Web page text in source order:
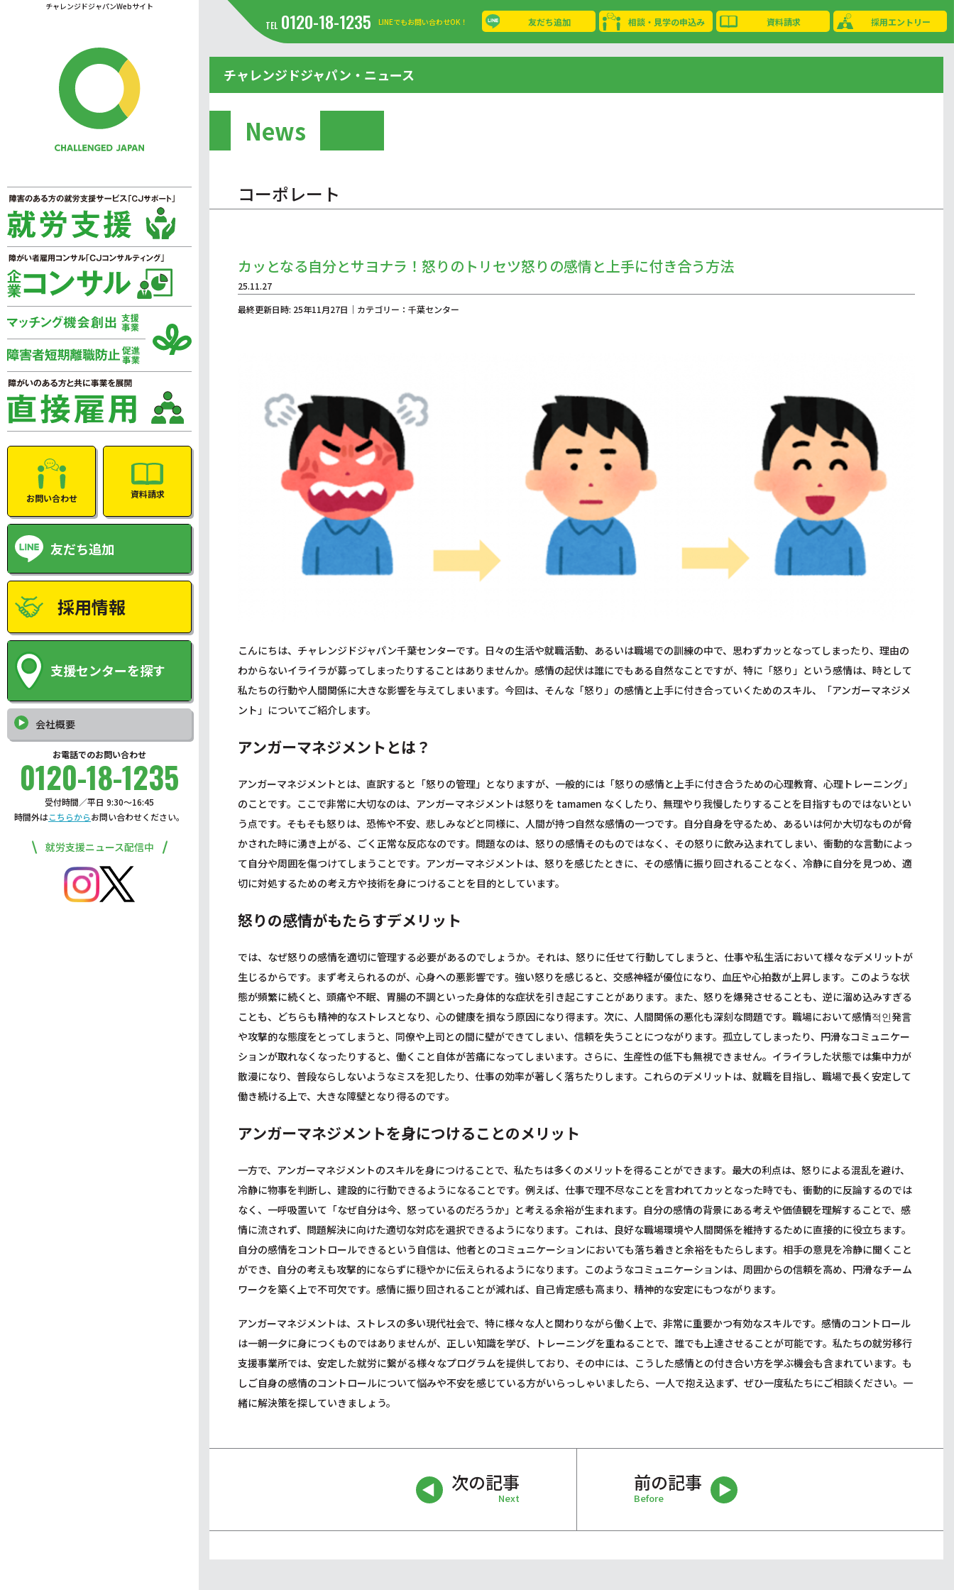
チャレンジドジャパンWebサイト
お問い合わせ 資料請求
友だち追加
採用情報
支援センターを探す
会社概要
お電話でのお問い合わせ
0120-18-1235
受付時間／平日 9:30〜16:45
時間外はこちらからお問い合わせください。
就労支援ニュース配信中
TEL 0120-18-1235 LINEでもお問い合わせOK！ 友だち追加 相談・見学の申込み 資料請求 採用エントリー
チャレンジドジャパン・ニュース
News
コーポレート
カッとなる自分とサヨナラ！怒りのトリセツ怒りの感情と上手に付き合う方法
25.11.27
最終更新日時: 25年11月27日｜カテゴリー：千葉センター
こんにちは、チャレンジドジャパン千葉センターです。日々の生活や就職活動、あるいは職場での訓練の中で、思わずカッとなってしまったり、理由の
わからないイライラが募ってしまったりすることはありませんか。感情の起伏は誰にでもある自然なことですが、特に「怒り」という感情は、時として
私たちの行動や人間関係に大きな影響を与えてしまいます。今回は、そんな「怒り」の感情と上手に付き合っていくためのスキル、「アンガーマネジメ
ント」についてご紹介します。
アンガーマネジメントとは？
アンガーマネジメントとは、直訳すると「怒りの管理」となりますが、一般的には「怒りの感情と上手に付き合うための心理教育、心理トレーニング」
のことです。ここで非常に大切なのは、アンガーマネジメントは怒りを tamamen なくしたり、無理やり我慢したりすることを目指すものではないとい
う点です。そもそも怒りは、恐怖や不安、悲しみなどと同様に、人間が持つ自然な感情の一つです。自分自身を守るため、あるいは何か大切なものが脅
かされた時に湧き上がる、ごく正常な反応なのです。問題なのは、怒りの感情そのものではなく、その怒りに飲み込まれてしまい、衝動的な言動によっ
て自分や周囲を傷つけてしまうことです。アンガーマネジメントは、怒りを感じたときに、その感情に振り回されることなく、冷静に自分を見つめ、適
切に対処するための考え方や技術を身につけることを目的としています。
怒りの感情がもたらすデメリット
では、なぜ怒りの感情を適切に管理する必要があるのでしょうか。それは、怒りに任せて行動してしまうと、仕事や私生活において様々なデメリットが
生じるからです。まず考えられるのが、心身への悪影響です。強い怒りを感じると、交感神経が優位になり、血圧や心拍数が上昇します。このような状
態が頻繁に続くと、頭痛や不眠、胃腸の不調といった身体的な症状を引き起こすことがあります。また、怒りを爆発させることも、逆に溜め込みすぎる
ことも、どちらも精神的なストレスとなり、心の健康を損なう原因になり得ます。次に、人間関係の悪化も深刻な問題です。職場において感情적인発言
や攻撃的な態度をとってしまうと、同僚や上司との間に壁ができてしまい、信頼を失うことにつながります。孤立してしまったり、円滑なコミュニケー
ションが取れなくなったりすると、働くこと自体が苦痛になってしまいます。さらに、生産性の低下も無視できません。イライラした状態では集中力が
散漫になり、普段ならしないようなミスを犯したり、仕事の効率が著しく落ちたりします。これらのデメリットは、就職を目指し、職場で長く安定して
働き続ける上で、大きな障壁となり得るのです。
アンガーマネジメントを身につけることのメリット
一方で、アンガーマネジメントのスキルを身につけることで、私たちは多くのメリットを得ることができます。最大の利点は、怒りによる混乱を避け、
冷静に物事を判断し、建設的に行動できるようになることです。例えば、仕事で理不尽なことを言われてカッとなった時でも、衝動的に反論するのでは
なく、一呼吸置いて「なぜ自分は今、怒っているのだろうか」と考える余裕が生まれます。自分の感情の背景にある考えや価値観を理解することで、感
情に流されず、問題解決に向けた適切な対応を選択できるようになります。これは、良好な職場環境や人間関係を維持するために直接的に役立ちます。
自分の感情をコントロールできるという自信は、他者とのコミュニケーションにおいても落ち着きと余裕をもたらします。相手の意見を冷静に聞くこと
ができ、自分の考えも攻撃的にならずに穏やかに伝えられるようになります。このようなコミュニケーションは、周囲からの信頼を高め、円滑なチーム
ワークを築く上で不可欠です。感情に振り回されることが減れば、自己肯定感も高まり、精神的な安定にもつながります。
アンガーマネジメントは、ストレスの多い現代社会で、特に様々な人と関わりながら働く上で、非常に重要かつ有効なスキルです。感情のコントロール
は一朝一夕に身につくものではありませんが、正しい知識を学び、トレーニングを重ねることで、誰でも上達させることが可能です。私たちの就労移行
支援事業所では、安定した就労に繋がる様々なプログラムを提供しており、その中には、こうした感情との付き合い方を学ぶ機会も含まれています。も
しご自身の感情のコントロールについて悩みや不安を感じている方がいらっしゃいましたら、一人で抱え込まず、ぜひ一度私たちにご相談ください。一
緒に解決策を探していきましょう。
次の記事
Next
前の記事
Before